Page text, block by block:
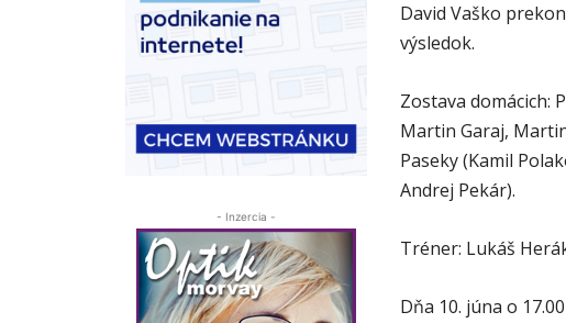
- Inzercia -
David Vaško
výsledok.
Zostava domácich:
Martin Garaj,
Paseky (Kamil
Andrej Pekár).
Tréner: Lukáš
Dňa 10. júna o